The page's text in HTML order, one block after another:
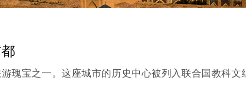
瑰宝之一。这座城市的历史中心被列入联合国教科文